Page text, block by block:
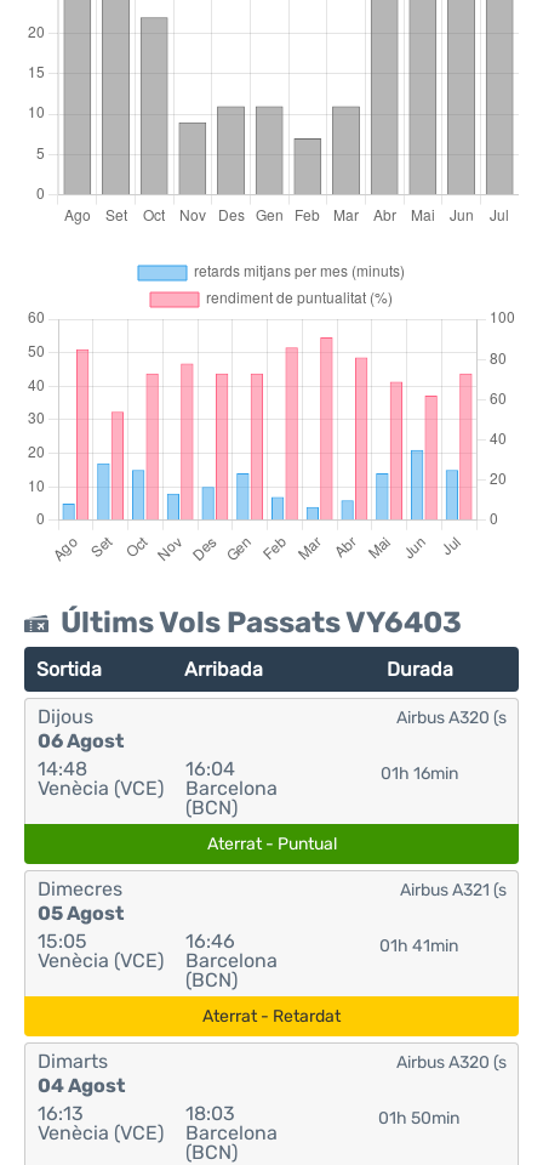
Últims Vols Passats VY6403
Sortida Arribada Durada
Dijous
06 Agost
14:48
Venècia (VCE)
16:04
Barcelona
(BCN)
01h 16min
Airbus A320 (s
Aterrat - Puntual
Dimecres
05 Agost
15:05
Venècia (VCE)
16:46
Barcelona
(BCN)
01h 41min
Airbus A321 (s
Aterrat - Retardat
Dimarts
04 Agost
16:13
Venècia (VCE)
18:03
Barcelona
(BCN)
01h 50min
Airbus A320 (s